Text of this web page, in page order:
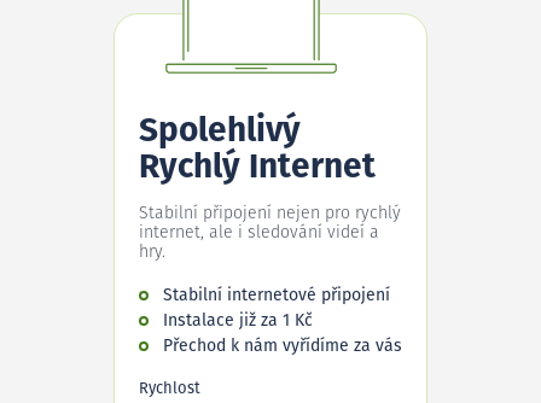
Spolehlivý
Rychlý Internet
Stabilní připojení nejen pro rychlý
internet, ale i sledování videí a
hry.
Stabilní internetové připojení
Instalace již za 1 Kč
Přechod k nám vyřídíme za vás
Rychlost